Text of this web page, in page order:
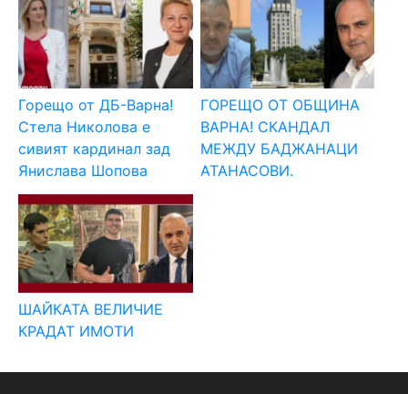
Горещо от ДБ-Варна!
Стела Николова е
сивият кардинал зад
Янислава Шопова
ГОРЕЩО ОТ ОБЩИНА
ВАРНА! СКАНДАЛ
МЕЖДУ БАДЖАНАЦИ
АТАНАСОВИ.
ШАЙКАТА ВЕЛИЧИЕ
КРАДАТ ИМОТИ